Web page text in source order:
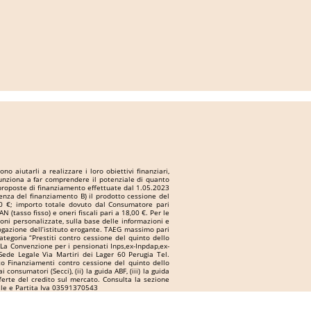
aiutarli a realizzare i loro obiettivi finanziari,
a far comprendere il potenziale di quanto
di finanziamento effettuate dal 1.05.2023
del finanziamento B) il prodotto cessione del
importo totale dovuto dal Consumatore pari
(tasso fisso) e oneri fiscali pari a 18,00 €. Per le
personalizzate, sulla base delle informazioni e
dell’istituto erogante. TAEG massimo pari
“Prestiti contro cessione del quinto dello
Convenzione per i pensionati Inps,ex-Inpdap,ex-
Legale Via Martiri dei Lager 60 Perugia Tel.
Finanziamenti contro cessione del quinto dello
(Secci), (ii) la guida ABF, (iii) la guida
del credito sul mercato. Consulta la sezione
e Partita Iva 03591370543